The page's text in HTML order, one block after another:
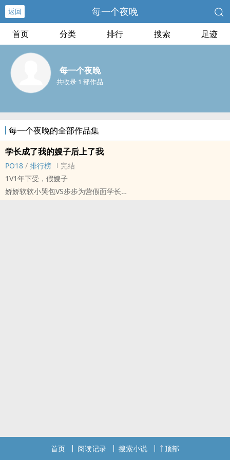
返回 每一个夜晚
首页 分类 排行 搜索 足迹
每一个夜晚
共收录 1 部作品
每一个夜晚的全部作品集
学长成了我的嫂子后上了我
PO18 / 排行榜
完结
1V1年下受，假嫂子
娇娇软软小哭包VS步步为营假面学长
首页 阅读记录 搜索小说 顶部